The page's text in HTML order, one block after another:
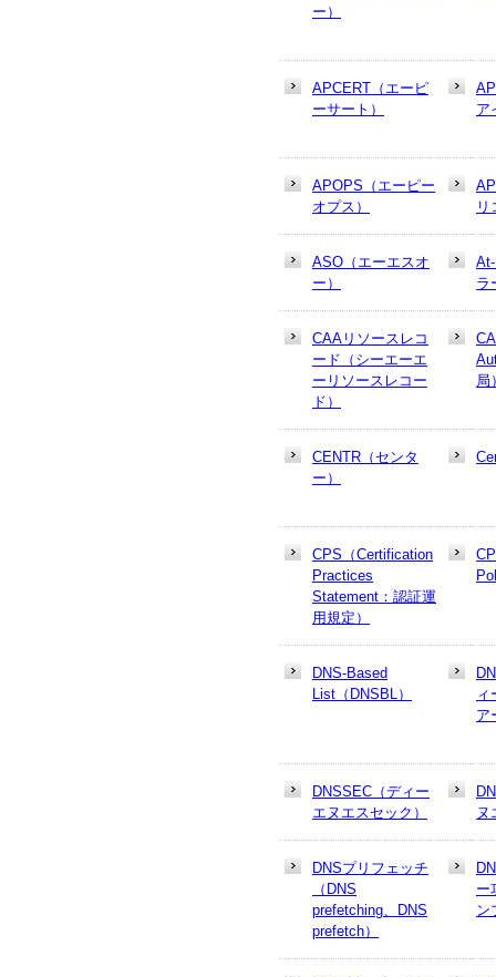
ー）
APCERT（エーピ
ーサート）
ア
APOPS（エーピー
オプス）
リ
ASO（エーエスオ
ー）
ラ
CAAリソースレコ
ード（シーエーエ
ーリソースレコー
ド）
局
CENTR（センタ
ー）
CPS（Certification
Practices
Statement：認証運
用規定）
DNS-Based
List（DNSBL）
ィ
ア
DNSSEC（ディー
エヌエスセック）
ヌ
DNSプリフェッチ
（DNS
prefetching、DNS
prefetch）
ー
ン